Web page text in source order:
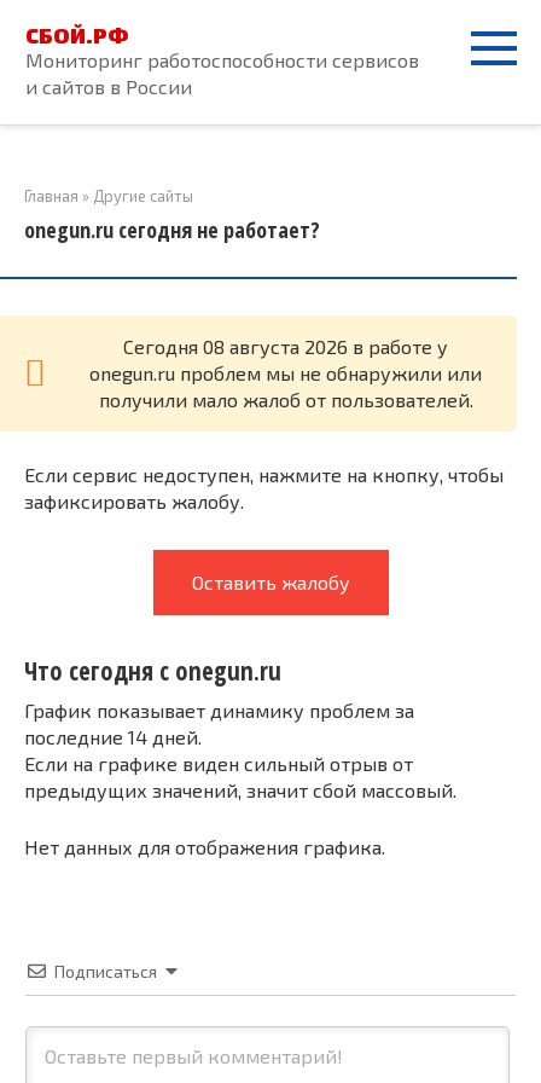
контенту
СБОЙ.РФ
Мониторинг работоспособности сервисов
и сайтов в России
Главная » Другие сайты
onegun.ru сегодня не работает?
Cегодня 08 августа 2026 в работе у
onegun.ru проблем мы не обнаружили или
получили мало жалоб от пользователей.
Если сервис недоступен, нажмите на кнопку, чтобы
зафиксировать жалобу.
Оставить жалобу
Что сегодня с onegun.ru
График показывает динамику проблем за
последние 14 дней.
Если на графике виден сильный отрыв от
предыдущих значений, значит сбой массовый.
Нет данных для отображения графика.
Подписаться